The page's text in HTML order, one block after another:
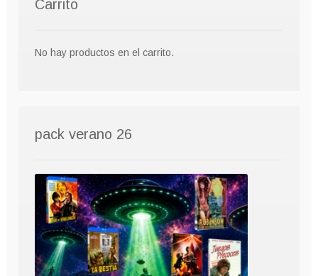
Carrito
No hay productos en el carrito.
pack verano 26